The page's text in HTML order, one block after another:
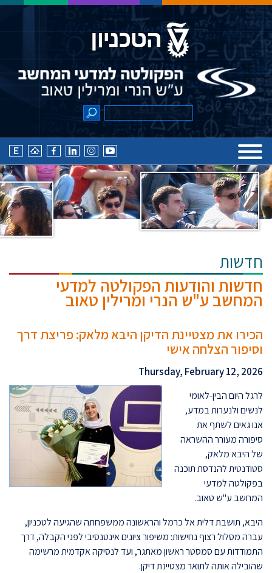
חדשות
חדשות והודעות הפקולטה למדעי
המחשב ע"ש הנרי ומרילין טאוב
הכירו את מצטיינת הדיקן היבא מלאק: פריצת דרך
וסיפור הצלחה אישי
Thursday, February 12, 2026
לרגל היום הבין-לאומי
לנשים ולנערות במדע,
אנו גאים לשתף את
סיפורה מעורר ההשראה
של היבא מלאק,
סטודנטית להנדסת תוכנה
בפקולטה למדעי
המחשב ע"ש טאוב.
היבא, תושבת דלית אל כרמל והראשונה ממשפחתה שהגיעה לטכניון,
עברה מסלול רצוף נחישות: משיפור ציונים אינטנסיבי לפני הקבלה, דרך
התמודדות עם סמסטר ראשון מאתגר, ועד לנסיקה אקדמית מרשימה
שהובילה אותה לתואר מצטיינת דיקן.